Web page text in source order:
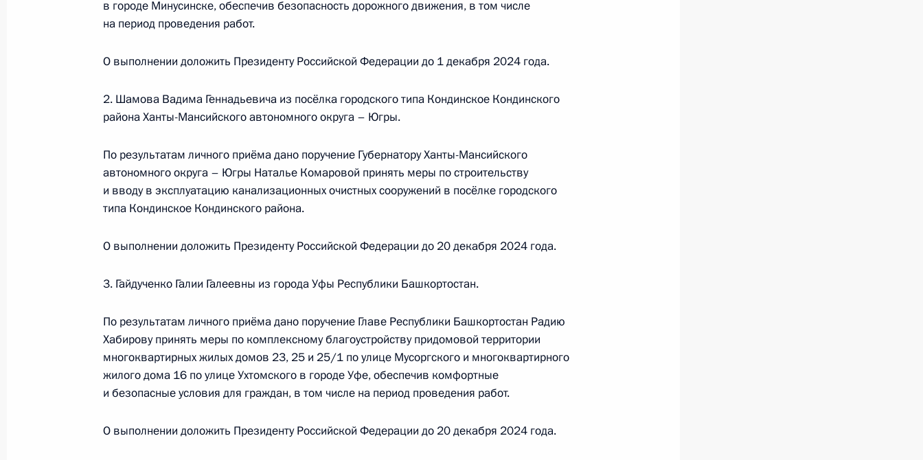
в Москве 21 апреля 2020 года
20 декабря 2024 года, 15:44
11 декабря 2024 года, среда
Исполнено поручение (меры приняты), данное по итогам личного приёма в режиме
по поручению Президента Российской Федерации первым заместителем
Руководителя Администрации Президента Российской Федерации Алексеем
Громовым в Приёмной Президента Российской Федерации по приёму граждан
в Москве 17 января 2024 года
11 декабря 2024 года, 16:45
О ходе исполнения поручения, данного по итогам личного приёма в режиме видео-
конференц-связи жительницы Республики Башкортостан, проведённого
по поручению Президента Российской Федерации первым заместителем
Руководителя Администрации Президента Российской Федерации Алексеем
в Москве 17 января 2024 года
в городе Минусинске, обеспечив безопасность дорожного движения, в том числе
на период проведения работ.
О выполнении доложить Президенту Российской Федерации до 1 декабря 2024 года.
2. Шамова Вадима Геннадьевича из посёлка городского типа Кондинское Кондинского
района Ханты-Мансийского автономного округа – Югры.
По результатам личного приёма дано поручение Губернатору Ханты-Мансийского
автономного округа – Югры Наталье Комаровой принять меры по строительству
и вводу в эксплуатацию канализационных очистных сооружений в посёлке городского
типа Кондинское Кондинского района.
О выполнении доложить Президенту Российской Федерации до 20 декабря 2024 года.
3. Гайдученко Галии Галеевны из города Уфы Республики Башкортостан.
По результатам личного приёма дано поручение Главе Республики Башкортостан Радию
Хабирову принять меры по комплексному благоустройству придомовой территории
многоквартирных жилых домов 23, 25 и 25/1 по улице Мусоргского и многоквартирного
жилого дома 16 по улице Ухтомского в городе Уфе, обеспечив комфортные
и безопасные условия для граждан, в том числе на период проведения работ.
О выполнении доложить Президенту Российской Федерации до 20 декабря 2024 года.